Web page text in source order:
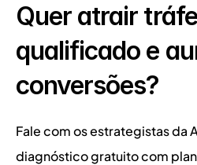
Quer atrair
qualificado e
conversões?
Fale com os estrategistas da
diagnóstico gratuito com